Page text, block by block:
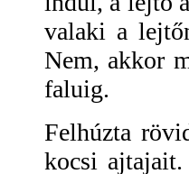
valaki a
Nem, akkor
faluig.
Felhúzta
kocsi